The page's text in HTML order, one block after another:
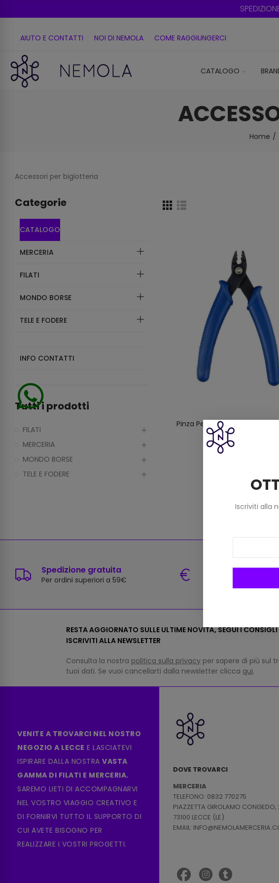
AIUTO E CONTATTI NOI DI NEMOLA COME RAGGIUNGERCI
CATALOGO
Home
Accessori per bigiotteria
Pinza Per Schiaccini Benox Cm
K873
10,00 €
Categorie
CATALOGO
MERCERIA
FILATI
MONDO BORSE
TELE E FODERE
INFO CONTATTI
Tutti i prodotti
FILATI
MERCERIA
MONDO BORSE
TELE E FODERE
Spedizione gratuita
Per ordini superiori a 59€
Pagamenti sicuri
RESTA AGGIORNATO SULLE ULTIME NOVITÀ, SEGUI I CONSIGLI
ISCRIVITI ALLA NEWSLETTER
Consulta la nostra politica sulla privacy per sapere di più sul
tuoi dati. Se vuoi cancellarti dalla newsletter clicca qui.
VENITE A TROVARCI NEL NOSTRO
NEGOZIO A LECCE E LASCIATEVI
ISPIRARE DALLA NOSTRA VASTA
GAMMA DI FILATI E MERCERIA.
SAREMO LIETI DI ACCOMPAGNARVI
NEL VOSTRO VIAGGIO CREATIVO E
DI FORNIRVI TUTTO IL SUPPORTO DI
CUI AVETE BISOGNO PER
REALIZZARE I VOSTRI PROGETTI.
DOVE TROVARCI
MERCERIA
TELEFONO: 0832 770275
PIAZZETTA GIROLAMO CONGEDO,
73100 LECCE (LE)
EMAIL:
Iscriviti alla